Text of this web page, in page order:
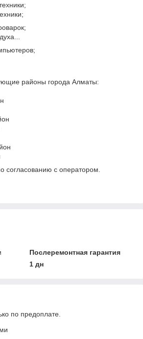
районы города Алматы:
согласованию с оператором.
Послеремонтная гарантия
1 дн
по предоплате.